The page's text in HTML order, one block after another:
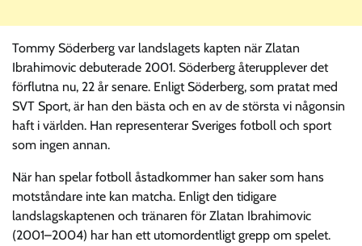
Tommy Söderberg var landslagets kapten när Zlatan
Ibrahimovic debuterade 2001. Söderberg återupplever det
förflutna nu, 22 år senare. Enligt Söderberg, som pratat med
SVT Sport, är han den bästa och en av de största vi någonsin
haft i världen. Han representerar Sveriges fotboll och sport
som ingen annan.
När han spelar fotboll åstadkommer han saker som hans
motståndare inte kan matcha. Enligt den tidigare
landslagskaptenen och tränaren för Zlatan Ibrahimovic
(2001–2004) har han ett utomordentligt grepp om spelet.